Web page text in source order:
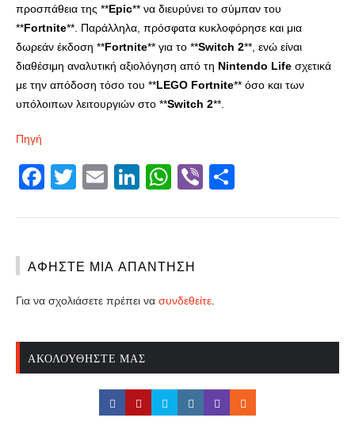
προσπάθεια της **Epic** να διευρύνει το σύμπαν του
**Fortnite**. Παράλληλα, πρόσφατα κυκλοφόρησε και μια
δωρεάν έκδοση **Fortnite** για το **Switch 2**, ενώ είναι
διαθέσιμη αναλυτική αξιολόγηση από τη Nintendo Life σχετικά
με την απόδοση τόσο του **LEGO Fortnite** όσο και των
υπόλοιπων λειτουργιών στο **Switch 2**.
Πηγή
Facebook
Twitter
EmailLinkedIn
WhatsApp
Viber
ΑΦΉΣΤΕ ΜΙΑ ΑΠΆΝΤΗΣΗ
Για να σχολιάσετε πρέπει να συνδεθείτε
ΑΚΟΛΟΥΘΉΣΤΕ ΜΑΣ